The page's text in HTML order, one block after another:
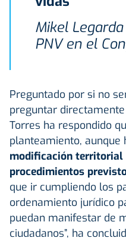
Mikel
PNV en el
Preguntado por si no
preguntar
Torres ha respondido
planteamiento,
modificación territorial
procedimientos
que ir cumpliendo los
ordenamiento jurídico
puedan manifestar de
ciudadanos”, ha